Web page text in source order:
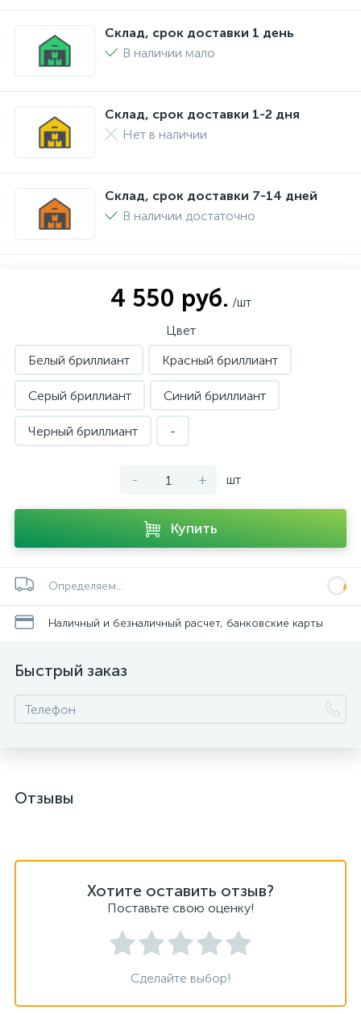
Склад, срок доставки 1 день
В наличии мало
Склад, срок доставки 1-2 дня
Нет в наличии
Склад, срок доставки 7-14 дней
В наличии достаточно
4 550 руб. /шт
Цвет
Белый бриллиант
Красный бриллиант
Серый бриллиант Синий бриллиант
Черный бриллиант -
- + шт
Купить
Определяем...
Наличный и безналичный расчет, банковские карты
Быстрый заказ
Отзывы
Хотите оставить отзыв?
Поставьте свою оценку!
Сделайте выбор!